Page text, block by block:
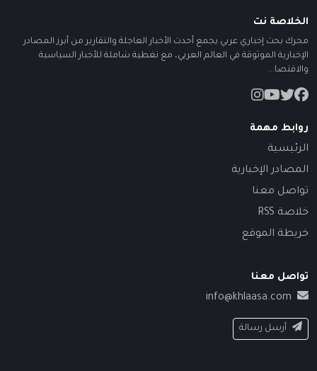
الخلاصة نت
محرك بحث إخباري عربي يجمع أحدث الأخبار العاجلة والتقارير من أبرز المصادر
الإخبارية الموثوقة في العالم العربي، مع تغطية شاملة للأخبار السياسية
والاقتصا...
روابط مهمة
الرئيسية
المصادر الإخبارية
تواصل معنا
خلاصة RSS
خريطة الموقع
تواصل معنا
info@khlaasa.com
أرسل رسالة